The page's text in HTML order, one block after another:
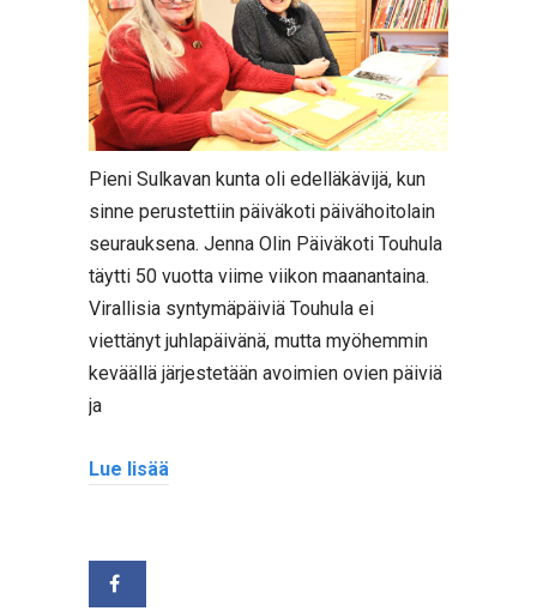
Pieni Sulkavan kunta oli edelläkävijä, kun
sinne perustettiin päiväkoti päivähoitolain
seurauksena. Jenna Olin Päiväkoti Touhula
täytti 50 vuotta viime viikon maanantaina.
Virallisia syntymäpäiviä Touhula ei
viettänyt juhlapäivänä, mutta myöhemmin
keväällä järjestetään avoimien ovien päiviä
ja
Lue lisää